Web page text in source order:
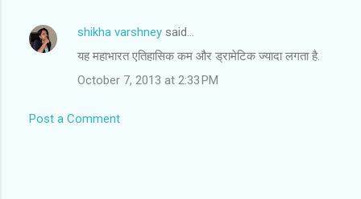
shikha varshney said…
यह महाभारत एतिहासिक कम और ड्रामेटिक ज्यादा लगता है.
October 7, 2013 at 2:33 PM
Post a Comment